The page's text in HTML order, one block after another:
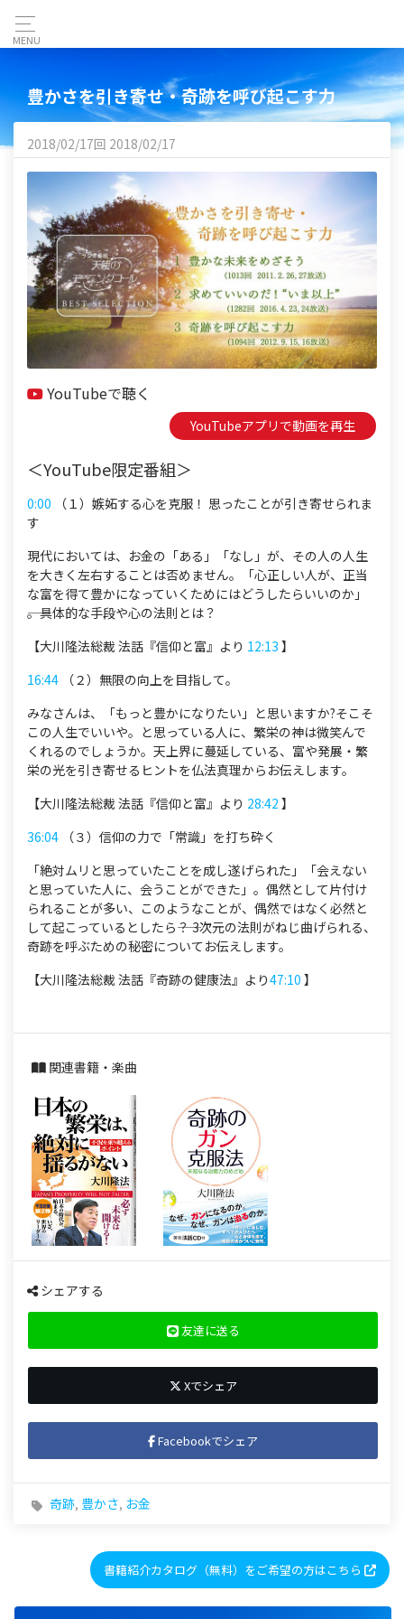
MENU
豊かさを引き寄せ・奇跡を呼び起こす力
2018/02/17回 2018/02/17
YouTubeで聴く
YouTubeアプリで動画を再生
＜YouTube限定番組＞
0:00 （１）嫉妬する心を克服！ 思ったことが引き寄せられま
す
現代においては、お金の「ある」「なし」が、その人の人生
を大きく左右することは否めません。「心正しい人が、正当
な富を得て豊かになっていくためにはどうしたらいいのか」
――。具体的な手段や心の法則とは？
【大川隆法総裁 法話『信仰と富』より 12:13 】
16:44 （２）無限の向上を目指して。
みなさんは、「もっと豊かになりたい」と思いますか?そこそ
この人生でいいや。と思っている人に、繁栄の神は微笑んで
くれるのでしょうか。天上界に蔓延している、富や発展・繁
栄の光を引き寄せるヒントを仏法真理からお伝えします。
【大川隆法総裁 法話『信仰と富』より 28:42 】
36:04 （３）信仰の力で「常識」を打ち砕く
「絶対ムリと思っていたことを成し遂げられた」「会えない
と思っていた人に、会うことができた」。偶然として片付け
られることが多い、このようなことが、偶然ではなく必然と
して起こっているとしたら――？ 3次元の法則がねじ曲げられる、
奇跡を呼ぶための秘密についてお伝えします。
【大川隆法総裁 法話『奇跡の健康法』より47:10 】
関連書籍・楽曲
シェアする
友達に送る
Xでシェア
Facebookでシェア
奇跡, 豊かさ, お金
書籍紹介カタログ（無料）をご希望の方はこちら